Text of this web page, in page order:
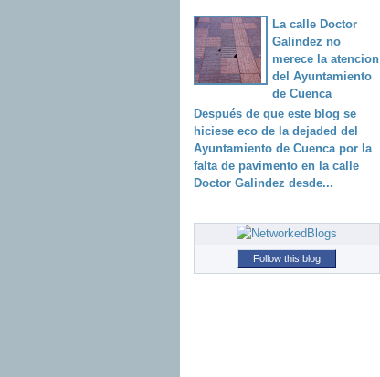
La calle Doctor
Galindez no
merece la atencion
del Ayuntamiento
de Cuenca
Después de que este blog se
hiciese eco de la dejaded del
Ayuntamiento de Cuenca por la
falta de pavimento en la calle
Doctor Galindez desde...
Follow this blog